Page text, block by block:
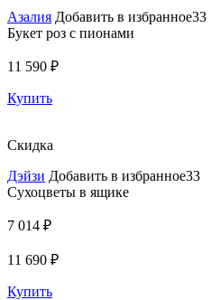
Азалия Добавить в избранное33
Букет роз с пионами
11 590 ₽
Купить
Скидка
Дэйзи Добавить в избранное33
Сухоцветы в ящике
7 014 ₽
11 690 ₽
Купить